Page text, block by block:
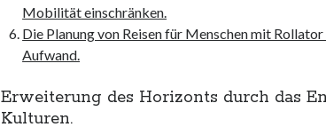
Mobilität einschränken.
Die Planung von Reisen für Menschen mit
Aufwand.
Erweiterung des Horizonts durch das
Kulturen.